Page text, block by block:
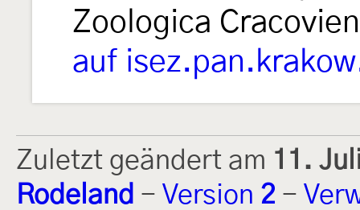
Zoologica
auf
Zuletzt geändert am 11.
Rodeland - Version 2 -